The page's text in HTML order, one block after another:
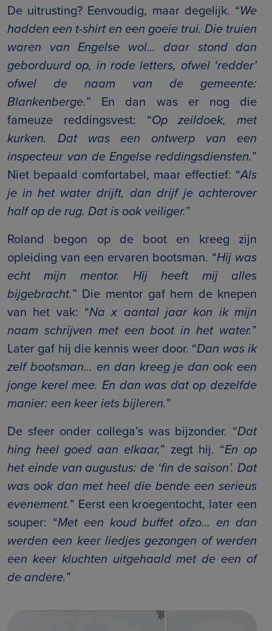
De uitrusting? Eenvoudig, maar degelijk. “We
hadden een t-shirt en een goeie trui. Die truien
waren van Engelse wol… daar stond dan
geborduurd op, in rode letters, ofwel ‘redder’
ofwel de naam van de gemeente:
Blankenberge.” En dan was er nog die
fameuze reddingsvest: “Op zeildoek, met
kurken. Dat was een ontwerp van een
inspecteur van de Engelse reddingsdiensten.”
Niet bepaald comfortabel, maar effectief: “Als
je in het water drijft, dan drijf je achterover
half op de rug. Dat is ook veiliger.”
Roland begon op de boot en kreeg zijn
opleiding van een ervaren bootsman. “Hij was
echt mijn mentor. Hij heeft mij alles
bijgebracht.” Die mentor gaf hem de knepen
van het vak: “Na x aantal jaar kon ik mijn
naam schrijven met een boot in het water.”
Later gaf hij die kennis weer door. “Dan was ik
zelf bootsman… en dan kreeg je dan ook een
jonge kerel mee. En dan was dat op dezelfde
manier: een keer iets bijleren.”
De sfeer onder collega’s was bijzonder. “Dat
hing heel goed aan elkaar,” zegt hij. “En op
het einde van augustus: de ‘fin de saison’. Dat
was ook dan met heel die bende een serieus
evenement.” Eerst een kroegentocht, later een
souper: “Met een koud buffet ofzo… en dan
werden een keer liedjes gezongen of werden
een keer kluchten uitgehaald met de een of
de andere.”